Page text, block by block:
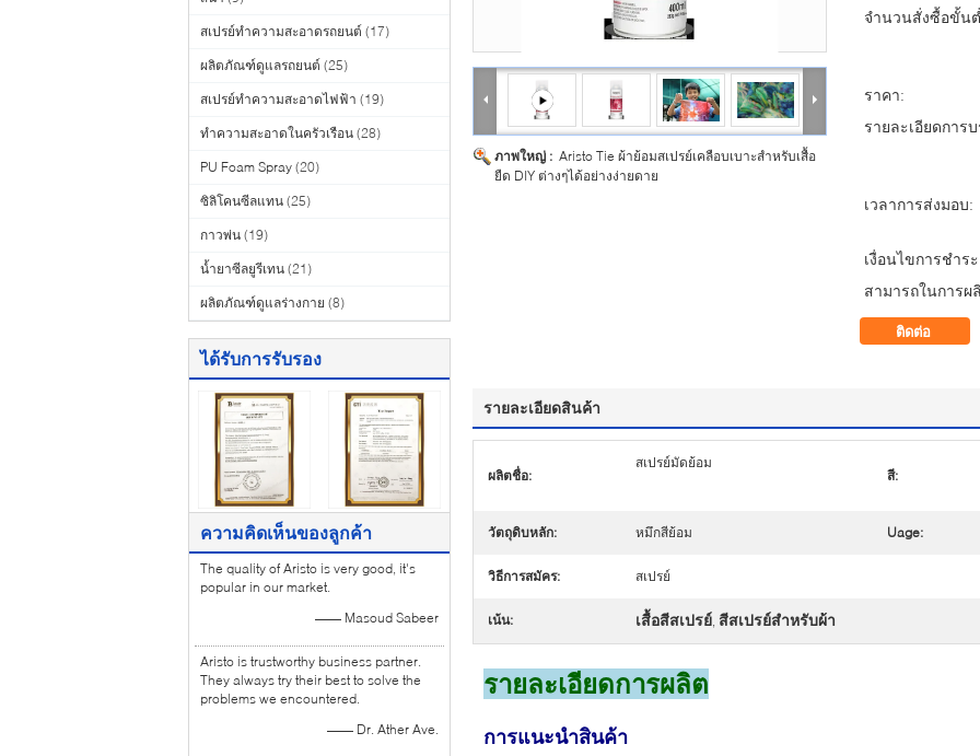
สเปรย์ทำความสะอาดรถยนต์ (17)
ผลิตภัณฑ์ดูแลรถยนต์ (25)
สเปรย์ทำความสะอาดไฟฟ้า (19)
ทำความสะอาดในครัวเรือน (28)
PU Foam Spray (20)
ซิลิโคนซีลแทน (25)
กาวพ่น (19)
น้ำยาซีลยูรีเทน (21)
ผลิตภัณฑ์ดูแลร่างกาย (8)
ได้รับการรับรอง
ความคิดเห็นของลูกค้า
The quality of Aristo is very good, it's
popular in our market.
—— Masoud Sabeer
Aristo is trustworthy business partner.
They always try their best to solve the
problems we encountered.
—— Dr. Ather Ave.
ภาพใหญ่ : Aristo Tie ผ้าย้อมสเปรย์เคลือบเบาะสำหรับเสื้อ
ยืด DIY ต่างๆได้อย่างง่ายดาย
จำนวนสั่งซื้อขั้น
ราคา:
รายละเอียดการ
เวลาการส่งมอบ:
เงื่อนไขการชำร
สามารถในการผ
ติดต่อ
รายละเอียดสินค้า
ผลิตชื่อ:
สเปรย์มัดย้อม
สี:
วัตถุดิบหลัก: หมึกสีย้อม Uage:
วิธีการสมัคร: สเปรย์
เน้น: เสื้อสีสเปรย์, สีสเปรย์สำหรับผ้า
รายละเอียดการผลิต
การแนะนำสินค้า